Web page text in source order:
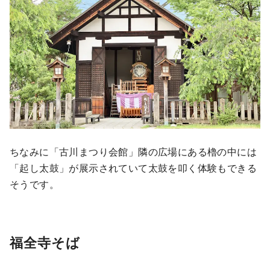
ちなみに「古川まつり会館」隣の広場にある櫓の中には
「起し太鼓」が展示されていて太鼓を叩く体験もできる
そうです。
福全寺そば